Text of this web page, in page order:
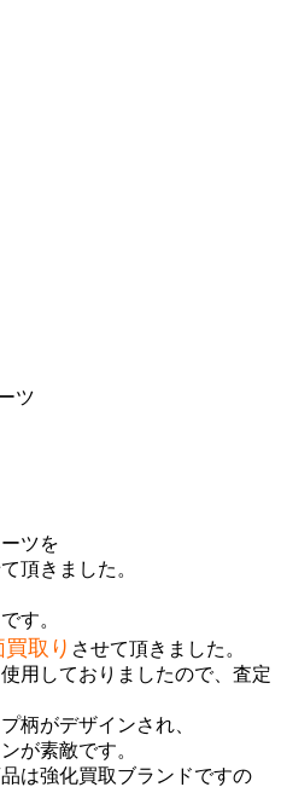
ツ
ツを
頂きました。
す。
取り させて頂きました。
用しておりましたので、査定
柄がデザインされ、
が素敵です。
は強化買取ブランドですの